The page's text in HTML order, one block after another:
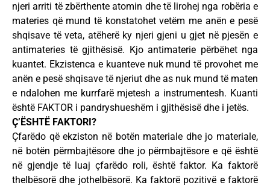
njeri arriti të zbërthente atomin dhe të lirohej nga robëria e
materies që mund të konstatohet vetëm me anën e pesë
shqisave të veta, atëherë ky njeri gjeni u gjet në pjesën e
antimateries të gjithësisë. Kjo antimaterie përbëhet nga
kuantet. Ekzistenca e kuanteve nuk mund të provohet me
anën e pesë shqisave të njeriut dhe as nuk mund të maten
e ndalohen me kurrfarë mjetesh a instrumentesh. Kuanti
është FAKTOR i pandryshueshëm i gjithësisë dhe i jetës.
Ç’ËSHTË FAKTORI?
Çfarëdo që ekziston në botën materiale dhe jo materiale,
në botën përmbajtësore dhe jo përmbajtësore e që është
në gjendje të luaj çfarëdo roli, është faktor. Ka faktorë
thelbësorë dhe jothelbësorë. Ka faktorë pozitivë e faktorë